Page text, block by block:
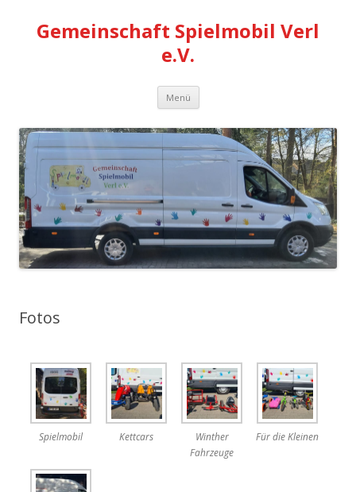
Gemeinschaft Spielmobil Verl
e.V.
Menü Springe
Inhalt
Fotos
Spielmobil Kettcars
Winther
Fahrzeuge
Für die Kleinen